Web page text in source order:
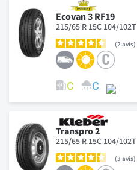
Ecovan 3 RF19
215/65 R 15C 104/102T
2 avis
Transpro 2
215/65 R 15C 104/102T
3 avis